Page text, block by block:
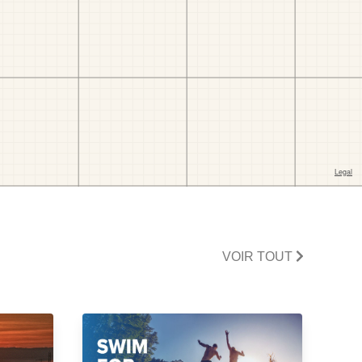
VOIR TOUT